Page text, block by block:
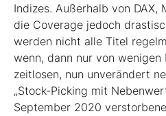
Indizes. Außerhalb von DAX,
die Coverage jedoch
werden nicht alle Titel
wenn, dann nur von wenigen
zeitlosen, nun unverändert
„Stock-Picking mit
September 2020